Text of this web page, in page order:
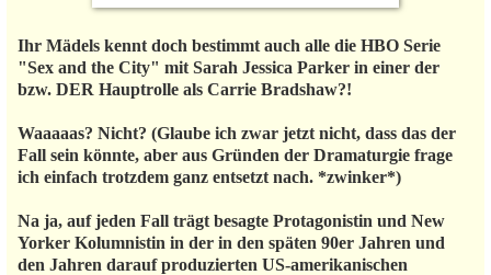
Ihr Mädels kennt doch bestimmt auch alle die HBO Serie
"Sex and the City" mit Sarah Jessica Parker in einer der
bzw. DER Hauptrolle als Carrie Bradshaw?!
Waaaaas? Nicht? (Glaube ich zwar jetzt nicht, dass das der
Fall sein könnte, aber aus Gründen der Dramaturgie frage
ich einfach trotzdem ganz entsetzt nach. *zwinker*)
Na ja, auf jeden Fall trägt besagte Protagonistin und New
Yorker Kolumnistin in der in den späten 90er Jahren und
den Jahren darauf produzierten US-amerikanischen